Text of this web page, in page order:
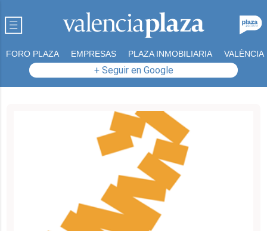
FORO PLAZA EMPRESAS PLAZA INMOBILIARIA VALÈNCIA
+ Seguir en Google